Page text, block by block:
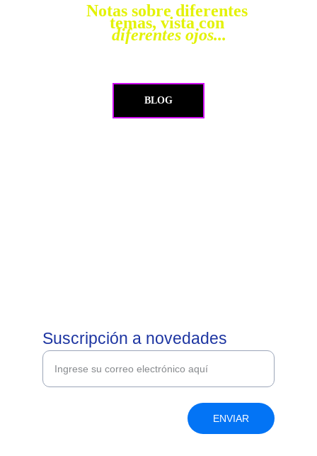
BLOG
Notas sobre diferentes
temas, vista con
diferentes ojos...
Suscripción a novedades
ENVIAR